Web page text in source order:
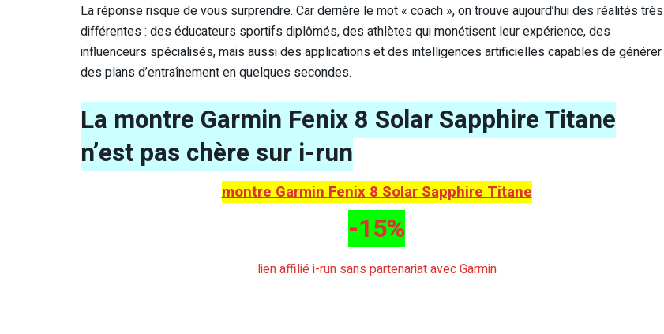
La réponse risque de vous surprendre. Car derrière le mot « coach », on trouve aujourd’hui des réalités très
différentes : des éducateurs sportifs diplômés, des athlètes qui monétisent leur expérience, des
influenceurs spécialisés, mais aussi des applications et des intelligences artificielles capables de générer
des plans d’entraînement en quelques secondes.
La montre Garmin Fenix 8 Solar Sapphire Titane
n’est pas chère sur i-run
montre Garmin Fenix 8 Solar Sapphire Titane
-15%
lien affilié i-run sans partenariat avec Garmin